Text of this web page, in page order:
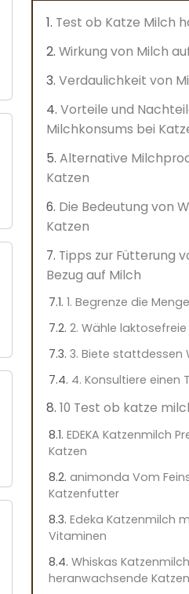
Test ob Katze Milch
Wirkung von Milch
Verdaulichkeit von
Vorteile und
Milchkonsums bei
Alternative
Katzen
Die Bedeutung von
Katzen
Tipps zur Fütterung
Bezug auf Milch
1. Begrenze die
2. Wähle laktosefreie
3. Biete stattdessen
4. Konsultiere einen
10 Test ob katze
EDEKA Katzenmilch
Katzen
animonda Vom
Katzenfutter
Edeka Katzenmilch
Vitaminen
Whiskas
heranwachsende Katzen